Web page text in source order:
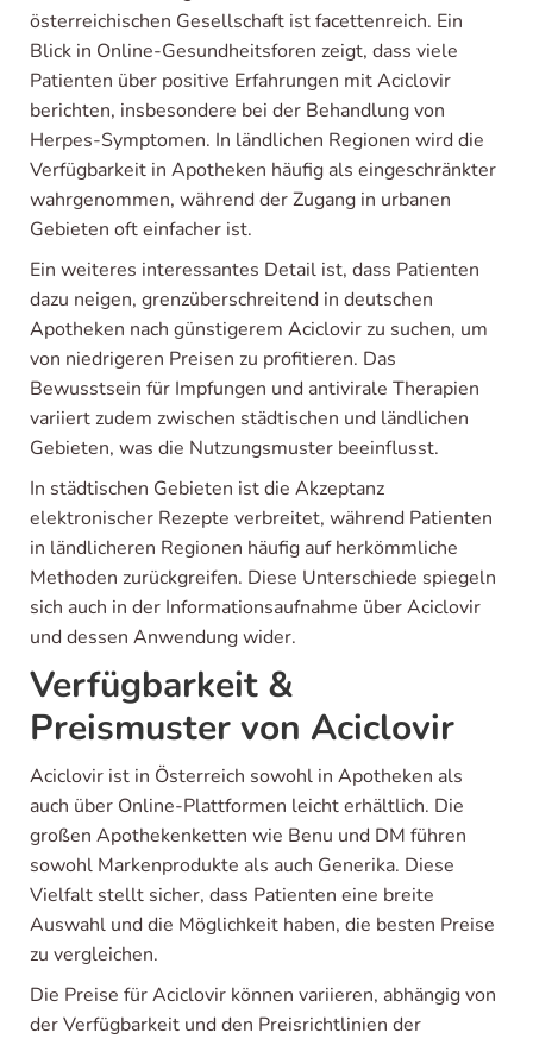
österreichischen Gesellschaft ist facettenreich. Ein
Blick in Online-Gesundheitsforen zeigt, dass viele
Patienten über positive Erfahrungen mit Aciclovir
berichten, insbesondere bei der Behandlung von
Herpes-Symptomen. In ländlichen Regionen wird die
Verfügbarkeit in Apotheken häufig als eingeschränkter
wahrgenommen, während der Zugang in urbanen
Gebieten oft einfacher ist.
Ein weiteres interessantes Detail ist, dass Patienten
dazu neigen, grenzüberschreitend in deutschen
Apotheken nach günstigerem Aciclovir zu suchen, um
von niedrigeren Preisen zu profitieren. Das
Bewusstsein für Impfungen und antivirale Therapien
variiert zudem zwischen städtischen und ländlichen
Gebieten, was die Nutzungsmuster beeinflusst.
In städtischen Gebieten ist die Akzeptanz
elektronischer Rezepte verbreitet, während Patienten
in ländlicheren Regionen häufig auf herkömmliche
Methoden zurückgreifen. Diese Unterschiede spiegeln
sich auch in der Informationsaufnahme über Aciclovir
und dessen Anwendung wider.
Verfügbarkeit &
Preismuster von Aciclovir
Aciclovir ist in Österreich sowohl in Apotheken als
auch über Online-Plattformen leicht erhältlich. Die
großen Apothekenketten wie Benu und DM führen
sowohl Markenprodukte als auch Generika. Diese
Vielfalt stellt sicher, dass Patienten eine breite
Auswahl und die Möglichkeit haben, die besten Preise
zu vergleichen.
Die Preise für Aciclovir können variieren, abhängig von
der Verfügbarkeit und den Preisrichtlinien der